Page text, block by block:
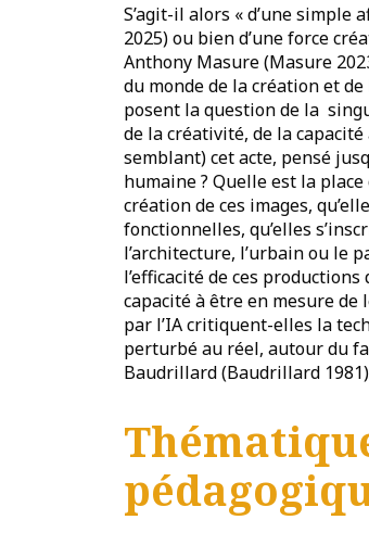
S’agit-il alors « d’une
2025) ou bien d’une force
Anthony Masure (Masure
du monde de la création et
posent la question de la
de la créativité, de la
semblant) cet acte, pensé
humaine ? Quelle est la place
création de ces images,
fonctionnelles, qu’elles
l’architecture, l’urbain ou le
l’efficacité de ces
capacité à être en mesure
par l’IA critiquent-elles la
perturbé au réel, autour du
Baudrillard (Baudrillard